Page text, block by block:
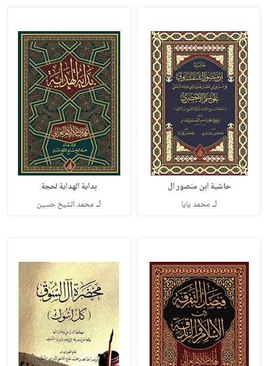
حاشية ابن منصور ال
لـ محمد يايا
بداية الهداية لحجة
لـ محمد الشيخ حسين